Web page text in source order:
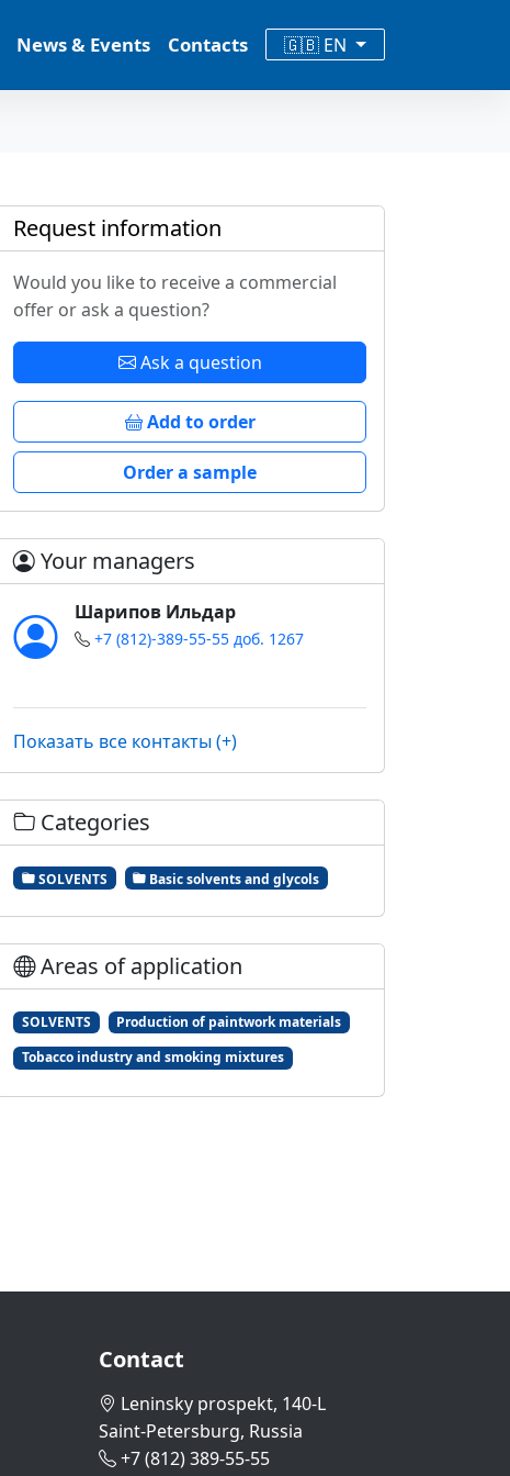
News & Events Contacts 🇬🇧 EN
Request information
Would you like to receive a commercial
offer or ask a question?
Ask a question
Add to order
Order a sample
Your managers
Шарипов Ильдар
+7 (812)-389-55-55 доб. 1267
Показать все контакты (+)
Categories
SOLVENTS Basic solvents and glycols
Areas of application
SOLVENTS
Production of paintwork materials
Tobacco industry and smoking mixtures
Contact
Leninsky prospekt, 140-L
Saint-Petersburg, Russia
+7 (812) 389-55-55